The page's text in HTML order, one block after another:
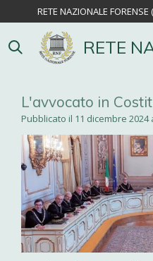
contenuto
principale
RETE NAZIONALE
L'avvocato in
Pubblicato il 11 dicembre 2024